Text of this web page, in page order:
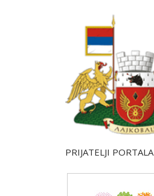
PRIJATELJI PORTALA